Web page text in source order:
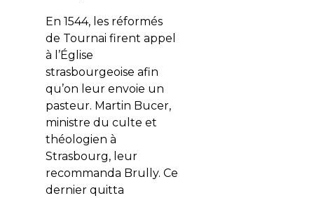
En 1544, les réformés
de Tournai firent appel
à l’Église
strasbourgeoise afin
qu’on leur envoie un
pasteur. Martin Bucer,
ministre du culte et
théologien à
Strasbourg, leur
recommanda Brully. Ce
dernier quitta